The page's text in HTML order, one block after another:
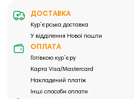
ДОСТАВКА
Кур`єрська доставка
У відділення Нової пошти
ОПЛАТА
Готівкою кур`єру
Карта Visa/Mastercard
Накладений платіж
Інші способи оплати